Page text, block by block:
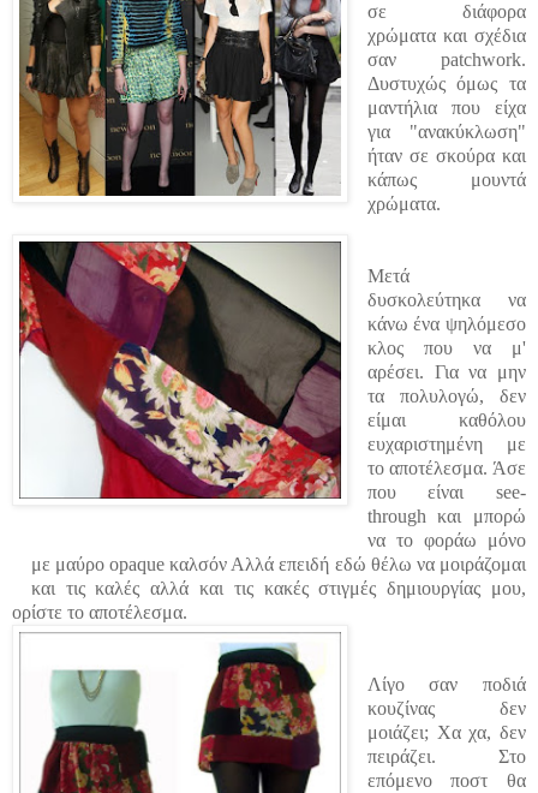
σε διάφορα
χρώματα και σχέδια
σαν patchwork.
Δυστυχώς όμως τα
μαντήλια που είχα
για "ανακύκλωση"
ήταν σε σκούρα και
κάπως μουντά
χρώματα.
Μετά
δυσκολεύτηκα να
κάνω ένα ψηλόμεσο
κλος που να μ'
αρέσει. Για να μην
τα πολυλογώ, δεν
είμαι καθόλου
ευχαριστημένη με
το αποτέλεσμα. Άσε
που είναι see-
through και μπορώ
να το φοράω μόνο
με μαύρο opaque καλσόν Αλλά επειδή εδώ θέλω να μοιράζομαι
και τις καλές αλλά και τις κακές στιγμές δημιουργίας μου,
ορίστε το αποτέλεσμα.
Λίγο σαν ποδιά
κουζίνας δεν
μοιάζει; Χα χα, δεν
πειράζει. Στο
επόμενο ποστ θα